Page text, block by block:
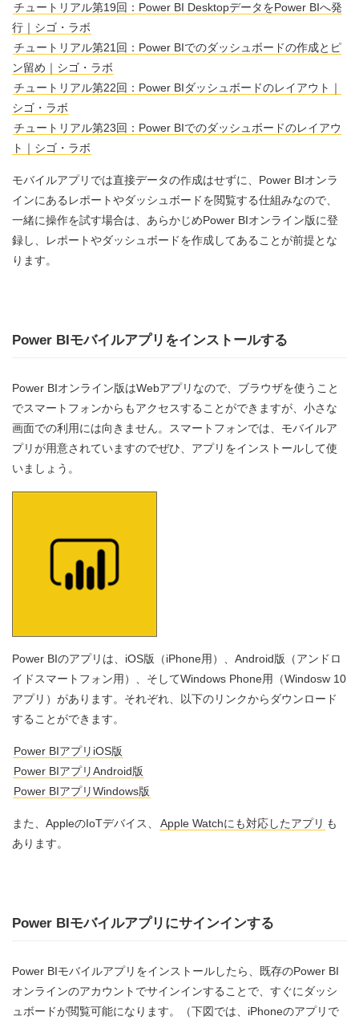
チュートリアル第19回：Power BI DesktopデータをPower BIへ発
行｜シゴ・ラボ
チュートリアル第21回：Power BIでのダッシュボードの作成とピ
ン留め｜シゴ・ラボ
チュートリアル第22回：Power BIダッシュボードのレイアウト｜
シゴ・ラボ
チュートリアル第23回：Power BIでのダッシュボードのレイアウ
ト｜シゴ・ラボ
モバイルアプリでは直接データの作成はせずに、Power BIオンラ
インにあるレポートやダッシュボードを閲覧する仕組みなので、
一緒に操作を試す場合は、あらかじめPower BIオンライン版に登
録し、レポートやダッシュボードを作成してあることが前提とな
ります。
Power BIモバイルアプリをインストールする
Power BIオンライン版はWebアプリなので、ブラウザを使うこと
でスマートフォンからもアクセスすることができますが、小さな
画面での利用には向きません。スマートフォンでは、モバイルア
プリが用意されていますのでぜひ、アプリをインストールして使
いましょう。
Power BIのアプリは、iOS版（iPhone用）、Android版（アンドロ
イドスマートフォン用）、そしてWindows Phone用（Windosw 10
アプリ）があります。それぞれ、以下のリンクからダウンロード
することができます。
Power BIアプリiOS版
Power BIアプリAndroid版
Power BIアプリWindows版
また、AppleのIoTデバイス、 Apple Watchにも対応したアプリ も
あります。
Power BIモバイルアプリにサインインする
Power BIモバイルアプリをインストールしたら、既存のPower BI
オンラインのアカウントでサインインすることで、すぐにダッシ
ュボードが閲覧可能になります。（下図では、iPhoneのアプリで